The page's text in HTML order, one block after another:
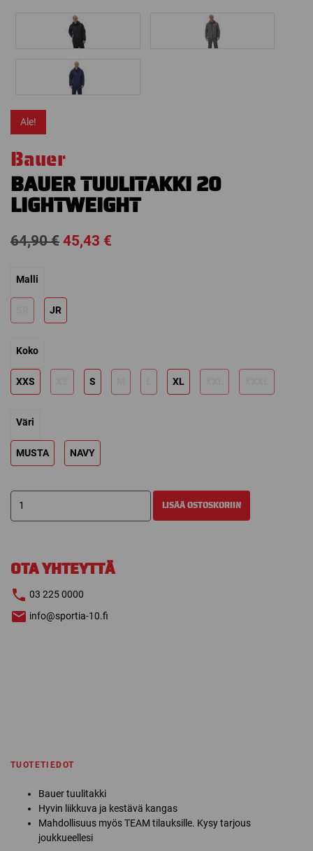
Ale!
Bauer
BAUER TUULITAKKI 20
LIGHTWEIGHT
64,90€ Alkuperäinen
64,90 €.
45,43 €
Malli
JR
Koko
XXS S XL
Väri
MUSTA NAVY
BAUER
TUULITAKKI
LISÄÄ OSTOSKORIIN
OTA YHTEYTTÄ
03 225 0000
info@sportia-10.fi
TUOTETIEDOT
Bauer tuulitakki
Hyvin liikkuva ja kestävä kangas
Mahdollisuus myös TEAM tilauksille. Kysy tarjous
joukkueellesi